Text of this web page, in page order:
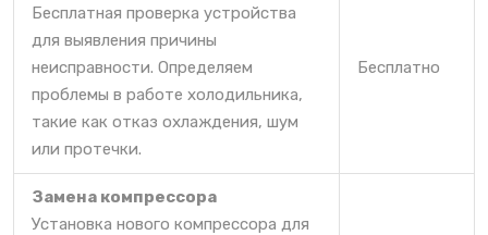
Бесплатная проверка устройства
для выявления причины
неисправности. Определяем
проблемы в работе холодильника,
такие как отказ охлаждения, шум
или протечки.
Бесплатно
Замена компрессора
Установка нового компрессора для